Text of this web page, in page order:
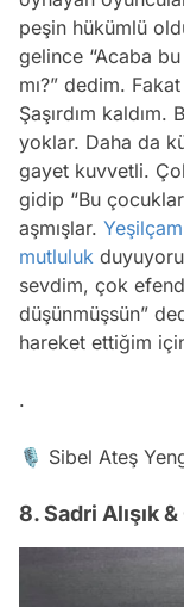
peşin hükümlü
gelince “Acaba
mı?” dedim.
Şaşırdım
yoklar. Daha da
gayet kuvvetli.
gidip “Bu
aşmışlar. Yeşilçam
mutluluk
sevdim, çok
düşünmüşsün”
hareket ettiğim
.
🎙 Sibel Ateş
8. Sadri Alışık